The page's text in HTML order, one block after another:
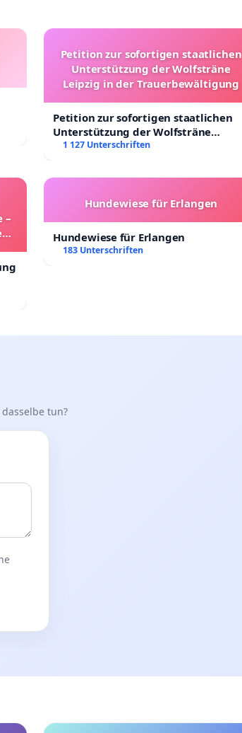
Petition zur sofortigen staatlichen
Unterstützung der Wolfsträne
Leipzig in der Trauerbewältigung
Petition zur sofortigen staatlichen
Unterstützung der Wolfsträne
Leipzig in der Trauerbewältigung
1 127 Unterschriften
–
Hundewiese für Erlangen
Hundewiese für Erlangen
183 Unterschriften
tun?